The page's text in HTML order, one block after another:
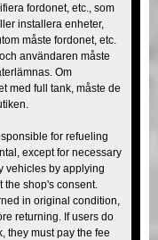
fordonet, etc., som
installera enheter,
måste fordonet, etc.
användaren måste
Om
med full tank, måste de
for refueling
except for necessary
vehicles by applying
shop's consent.
in original condition,
returning. If users do
they must pay the fee